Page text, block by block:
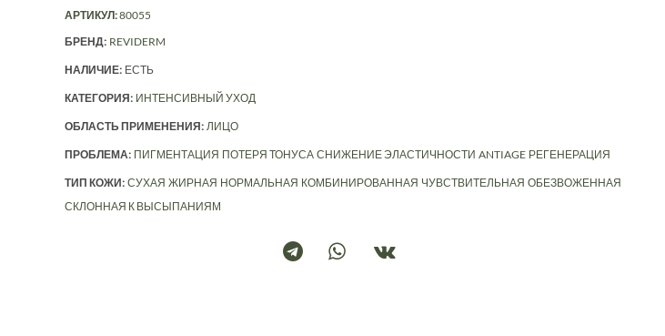
АРТИКУЛ:80055
БРЕНД: REVIDERM
НАЛИЧИЕ: ЕСТЬ
КАТЕГОРИЯ: ИНТЕНСИВНЫЙ УХОД
ОБЛАСТЬ ПРИМЕНЕНИЯ: ЛИЦО
ПРОБЛЕМА: ПИГМЕНТАЦИЯ ПОТЕРЯ ТОНУСА СНИЖЕНИЕ ЭЛАСТИЧНОСТИ ANTIAGE РЕГЕНЕРАЦИЯ
ТИП КОЖИ: СУХАЯ ЖИРНАЯ НОРМАЛЬНАЯ КОМБИНИРОВАННАЯ ЧУВСТВИТЕЛЬНАЯ ОБЕЗВОЖЕННАЯ
СКЛОННАЯ К ВЫСЫПАНИЯМ